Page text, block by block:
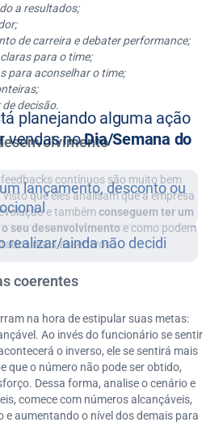
a resultados;
de carreira e debater performance;
para o time;
para aconselhar o time;
decisão.
contínuos são muito bem
que eles analisam que a empresa
e também conseguem ter um
seu desenvolvimento e como podem
mais assertivos.
coerentes
na hora de estipular suas metas:
Ao invés do funcionário se sentir
o inverso, ele se sentirá mais
que o número não pode ser obtido,
Dessa forma, analise o cenário e
comece com números alcançáveis,
e aumentando o nível dos demais para